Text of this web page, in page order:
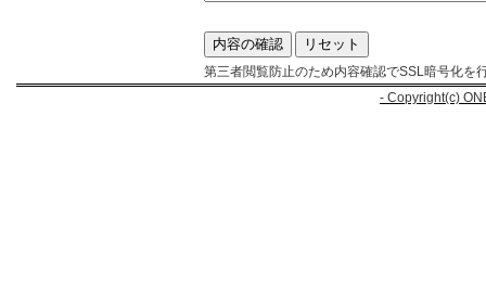
第三者閲覧防止のため内容確認でSSL暗号化を
- Copyright(c)